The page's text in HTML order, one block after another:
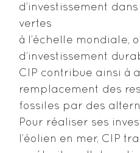
d’investissement
vertes
à l’échelle mondiale,
d’investissement
CIP contribue ainsi à
remplacement des
fossiles par des
Pour réaliser ses
l’éolien en mer, CIP